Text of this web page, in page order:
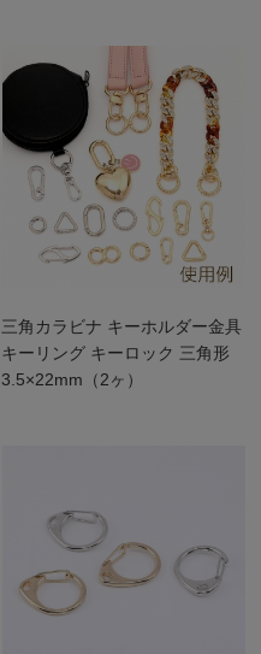
三角カラビナ キーホルダー金具
キーリング キーロック 三角形
3.5×22mm（2ヶ）